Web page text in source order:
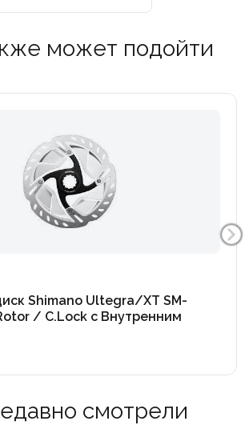
может подойти
Shimano Ultegra/XT SM-
/ C.Lock с Внутренним
смотрели